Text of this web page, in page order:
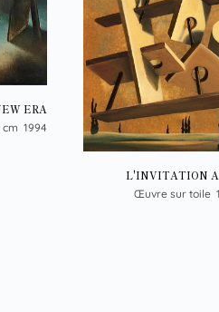
ERA
1994
L'INVITATION
Œuvre sur toile